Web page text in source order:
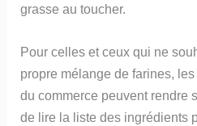
grasse au toucher.
Pour celles et ceux qui ne
propre mélange de farines,
du commerce peuvent rendre
de lire la liste des ingrédients